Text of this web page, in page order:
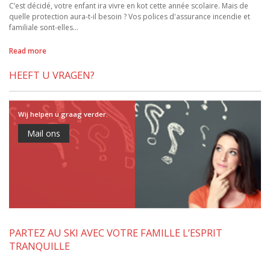
PARTEZ AU SKI AVEC VOTRE FAMILLE L’ESPRIT
TRANQUILLE
C’est décidé, votre enfant ira vivre en kot cette année scolaire. Mais de
quelle protection aura-t-il besoin ? Vos polices d'assurance incendie et
familiale sont-elles…
Read more
HEEFT U VRAGEN?
Wij helpen u graag verder.
Mail ons